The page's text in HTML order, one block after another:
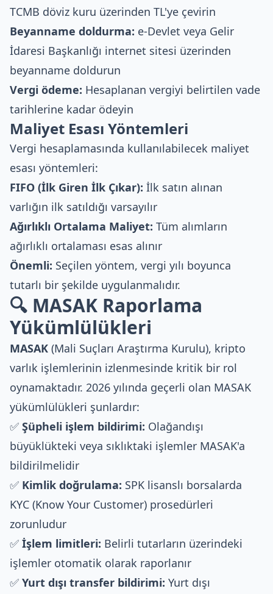
TCMB döviz kuru üzerinden TL'ye çevirin
Beyanname doldurma: e-Devlet veya Gelir
İdaresi Başkanlığı internet sitesi üzerinden
beyanname doldurun
Vergi ödeme: Hesaplanan vergiyi belirtilen vade
tarihlerine kadar ödeyin
Maliyet Esası Yöntemleri
Vergi hesaplamasında kullanılabilecek maliyet
esası yöntemleri:
FIFO (İlk Giren İlk Çıkar): İlk satın alınan
varlığın ilk satıldığı varsayılır
Ağırlıklı Ortalama Maliyet: Tüm alımların
ağırlıklı ortalaması esas alınır
Önemli: Seçilen yöntem, vergi yılı boyunca
tutarlı bir şekilde uygulanmalıdır.
🔍 MASAK Raporlama
Yükümlülükleri
MASAK (Mali Suçları Araştırma Kurulu), kripto
varlık işlemlerinin izlenmesinde kritik bir rol
oynamaktadır. 2026 yılında geçerli olan MASAK
yükümlülükleri şunlardır:
✅ Şüpheli işlem bildirimi: Olağandışı
büyüklükteki veya sıklıktaki işlemler MASAK'a
bildirilmelidir
✅ Kimlik doğrulama: SPK lisanslı borsalarda
KYC (Know Your Customer) prosedürleri
zorunludur
✅ İşlem limitleri: Belirli tutarların üzerindeki
işlemler otomatik olarak raporlanır
✅ Yurt dışı transfer bildirimi: Yurt dışı